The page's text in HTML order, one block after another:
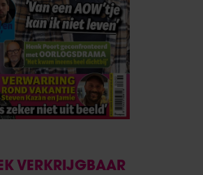
VERKRIJGBAAR